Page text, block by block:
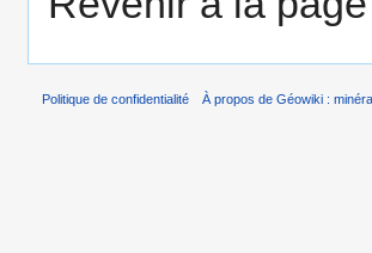
Politique de confidentialité À propos de Géowiki :